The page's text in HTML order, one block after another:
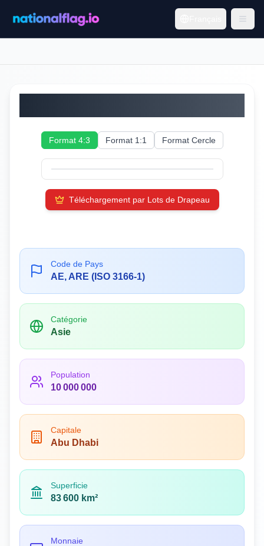
Format 4:3 Format 1:1 Format Cercle
Téléchargement par Lots de Drapeau
Code de Pays
AE, ARE (ISO 3166-1)
Catégorie
Asie
Population
10 000 000
Capitale
Abu Dhabi
Superficie
83 600 km²
Monnaie